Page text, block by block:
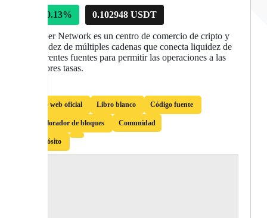
0.13% 0.102948 USDT
Kyber Network es un centro de comercio de cripto y
liquidez de múltiples cadenas que conecta liquidez de
diferentes fuentes para permitir las operaciones a las
mejores tasas.
Sitio web oficial Libro blanco Código fuente
Explorador de bloques Comunidad
Depósito